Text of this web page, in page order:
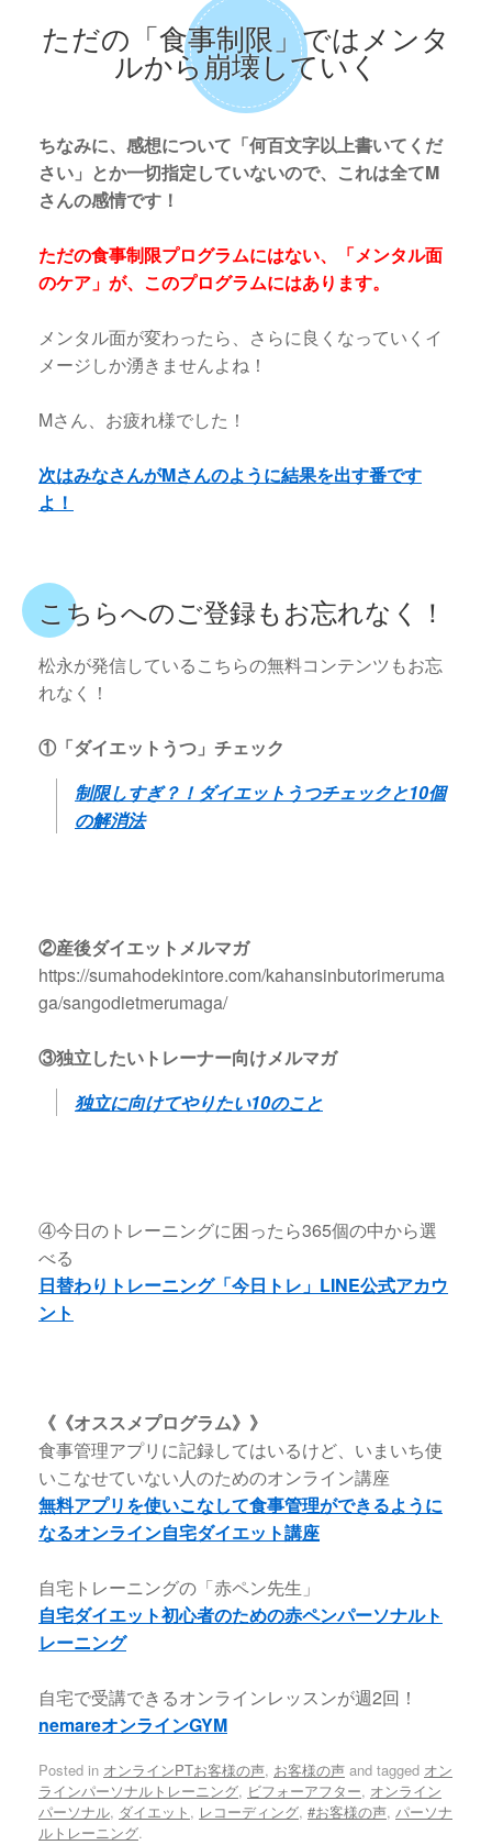
ただの「食事制限」ではメンタ
ルから崩壊していく
ちなみに、感想について「何百文字以上書いてくだ
さい」とか一切指定していないので、これは全てM
さんの感情です！
ただの食事制限プログラムにはない、「メンタル面
のケア」が、このプログラムにはあります。
メンタル面が変わったら、さらに良くなっていくイ
メージしか湧きませんよね！
Mさん、お疲れ様でした！
次はみなさんがMさんのように結果を出す番です
よ！
こちらへのご登録もお忘れなく！
松永が発信しているこちらの無料コンテンツもお忘
れなく！
①「ダイエットうつ」チェック
制限しすぎ？！ダイエットうつチェックと10個
の解消法
②産後ダイエットメルマガ
https://sumahodekintore.com/kahansinbutorimeruma
ga/sangodietmerumaga/
③独立したいトレーナー向けメルマガ
独立に向けてやりたい10のこと
④今日のトレーニングに困ったら365個の中から選
べる
日替わりトレーニング「今日トレ」LINE公式アカウ
ント
《《オススメプログラム》》
食事管理アプリに記録してはいるけど、いまいち使
いこなせていない人のためのオンライン講座
無料アプリを使いこなして食事管理ができるように
なるオンライン自宅ダイエット講座
自宅トレーニングの「赤ペン先生」
自宅ダイエット初心者のための赤ペンパーソナルト
レーニング
自宅で受講できるオンラインレッスンが週2回！
nemareオンラインGYM
Posted in オンラインPTお客様の声, お客様の声 and tagged オン
ラインパーソナルトレーニング, ビフォーアフター, オンライン
パーソナル, ダイエット , レコーディング, #お客様の声, パーソナ
ルトレーニング.